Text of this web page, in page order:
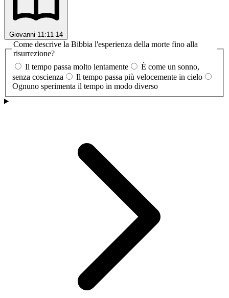
Giovanni 11:11-14
Come descrive la Bibbia l'esperienza della morte fino alla
risurrezione?
Il tempo passa molto lentamente
È come un sonno,
senza coscienza
Il tempo passa più velocemente in cielo
Ognuno sperimenta il tempo in modo diverso